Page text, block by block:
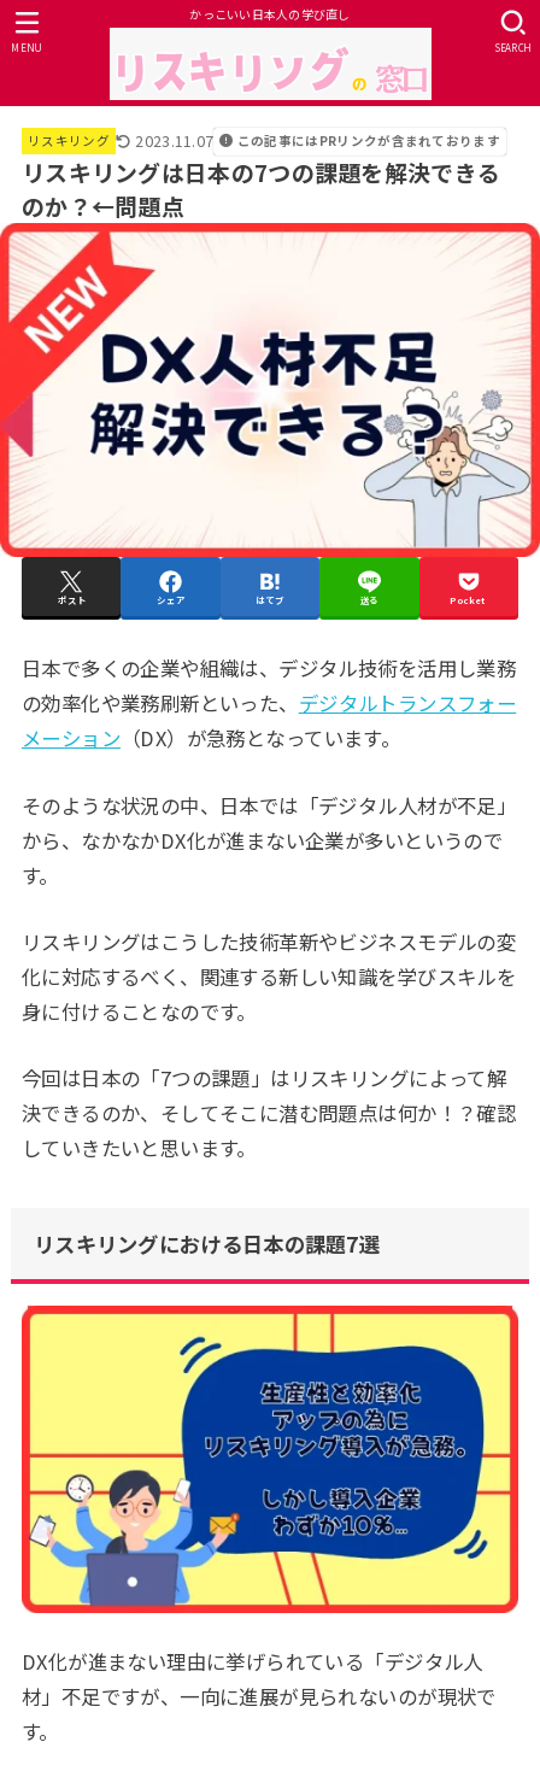
かっこいい日本人の学び直し
SEARCH
MENU
リスキリング 2023.11.07 この記事にはPRリンクが含まれております
リスキリングは日本の7つの課題を解決できる
のか？←問題点
ポスト シェア はてブ 送る Pocket
日本で多くの企業や組織は、デジタル技術を活用し業務
の効率化や業務刷新といった、 デジタルトランスフォー
メーション （DX）が急務となっています。
そのような状況の中、日本では「デジタル人材が不足」
から、なかなかDX化が進まない企業が多いというので
す。
リスキリングはこうした技術革新やビジネスモデルの変
化に対応するべく、関連する新しい知識を学びスキルを
身に付けることなのです。
今回は日本の「7つの課題」はリスキリングによって解
決できるのか、そしてそこに潜む問題点は何か！？確認
していきたいと思います。
リスキリングにおける日本の課題7選
DX化が進まない理由に挙げられている「デジタル人
材」不足ですが、一向に進展が見られないのが現状で
す。